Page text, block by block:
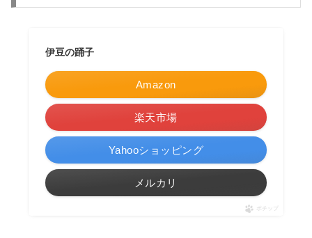
伊豆の踊子
Amazon
楽天市場
Yahooショッピング
メルカリ
ポチップ